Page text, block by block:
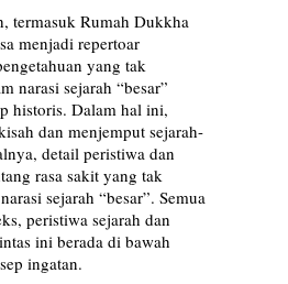
termasuk Rumah Dukkha
menjadi repertoar
yang tak
narasi sejarah “besar”
historis. Dalam hal ini,
dan menjemput sejarah-
detail peristiwa dan
rasa sakit yang tak
sejarah “besar”. Semua
peristiwa sejarah dan
ini berada di bawah
ingatan.